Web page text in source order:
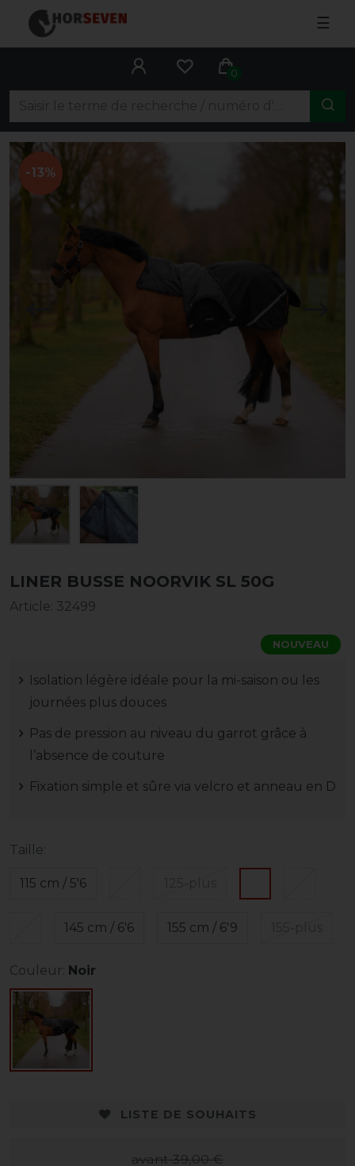
☰
0
-13%
LINER BUSSE NOORVIK SL 50G
Article: 32499
NOUVEAU
Isolation légère idéale pour la mi-saison ou les
journées plus douces
Pas de pression au niveau du garrot grâce à
l’absence de couture
Fixation simple et sûre via velcro et anneau en D
Taille:
115 cm / 5'6
145 cm / 6'6 155 cm / 6'9
Couleur: Noir
LISTE DE SOUHAITS
avant 39,00 €